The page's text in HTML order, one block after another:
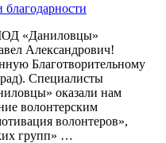
«Даниловцы»
Александрович!
Благотворительному
Специалисты
оказали нам
волонтерским
волонтеров»,
групп» …